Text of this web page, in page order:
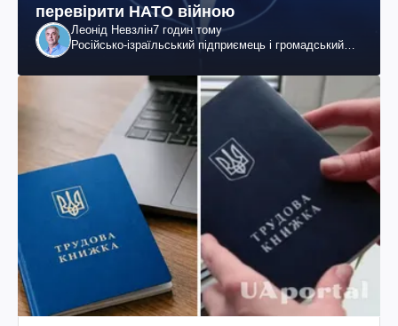
перевірити НАТО війною
Леонід Невзлін7 годин тому
Російсько-ізраїльський підприємець і громадський